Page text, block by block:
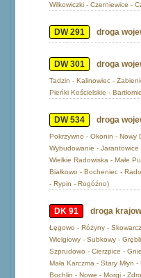
Wilkowiczki - Czerniewice -
DW 291 droga
DW 301 droga
Tadzin - Kalinowiec -
Pieńki Kościelskie -
DW 534 droga
Pokrzywno - Okonin - Nowy
Wybudowanie - Jarantowice
Wielkie Radowiska - Małe
Białkowo - Bocheniec -
- Rypin - Rogóźno)
DK 91 droga
Łęgowo - Różyny -
Wielgłowy - Subkowy -
Szprudowo - Cierzpice -
Mała Karczma - Stary Młyn
Bochlin - Nowe - Morgi -